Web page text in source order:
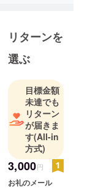
リターンを
選ぶ
目標金額
未達でも
リターン
が届きま
す(All-in
方式)
3,000円
お礼のメール